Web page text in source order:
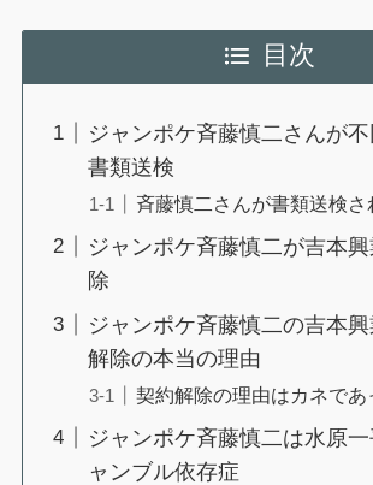
目次
ジャンポケ斉藤慎二さんが
書類送検
斉藤慎二さんが書類送検さ
ジャンポケ斉藤慎二が吉本
除
ジャンポケ斉藤慎二の吉本
解除の本当の理由
契約解除の理由はカネであ
ジャンポケ斉藤慎二は水原
ャンブル依存症